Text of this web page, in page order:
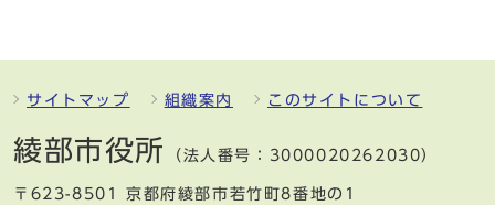
サイトマップ 組織案内 このサイトについて
綾部市役所 （法人番号：3000020262030）
〒623-8501 京都府綾部市若竹町8番地の1